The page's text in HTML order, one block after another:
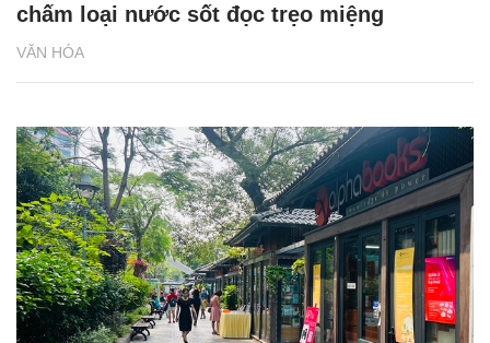
VĂN HÓA
chấm loại nước sốt đọc trẹo miệng